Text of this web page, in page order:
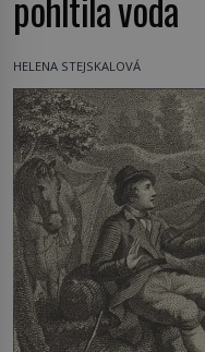
HELENA STEJSKALOVÁ